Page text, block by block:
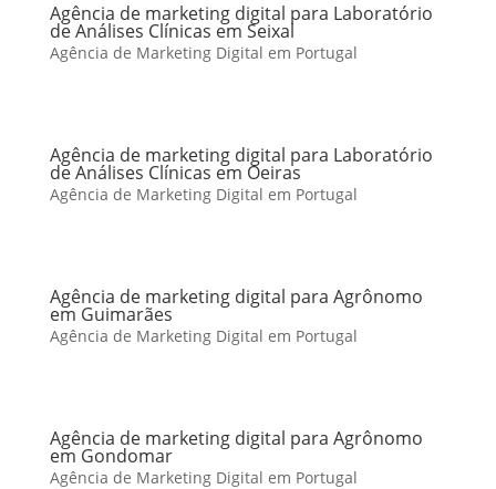
Agência de marketing digital para Laboratório
de Análises Clínicas em Seixal
Agência de Marketing Digital em Portugal
Agência de marketing digital para Laboratório
de Análises Clínicas em Oeiras
Agência de Marketing Digital em Portugal
Agência de marketing digital para Agrônomo
em Guimarães
Agência de Marketing Digital em Portugal
Agência de marketing digital para Agrônomo
em Gondomar
Agência de Marketing Digital em Portugal